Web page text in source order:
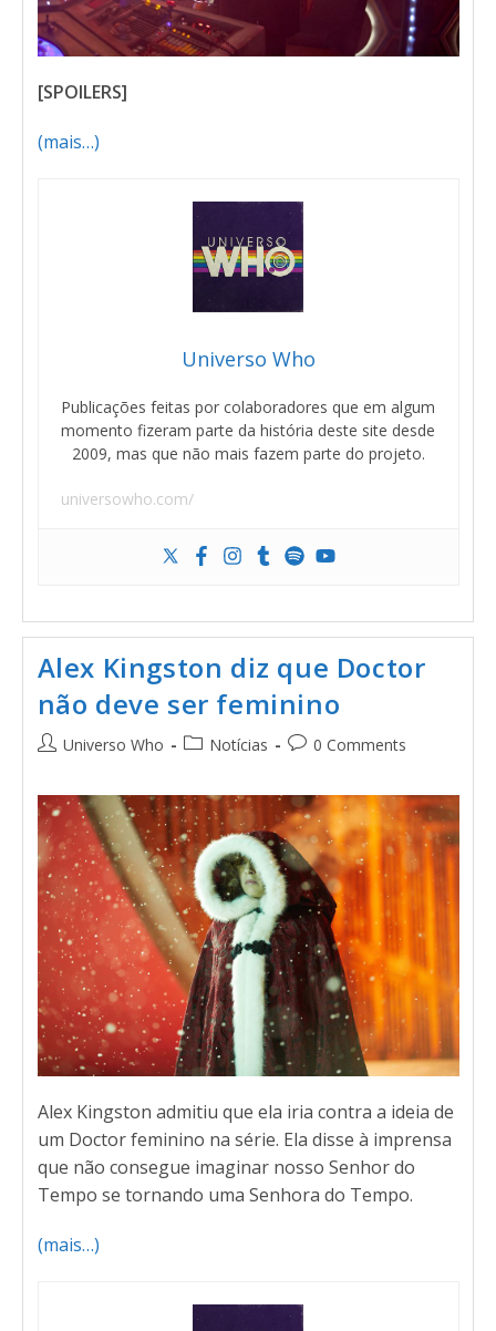
[SPOILERS]
(mais…)
Universo Who
Publicações feitas por colaboradores que em algum
momento fizeram parte da história deste site desde
2009, mas que não mais fazem parte do projeto.
universowho.com/
Alex Kingston diz que Doctor
não deve ser feminino
Universo Who Notícias 0 Comments
Alex Kingston admitiu que ela iria contra a ideia de
um Doctor feminino na série. Ela disse à imprensa
que não consegue imaginar nosso Senhor do
Tempo se tornando uma Senhora do Tempo.
(mais…)